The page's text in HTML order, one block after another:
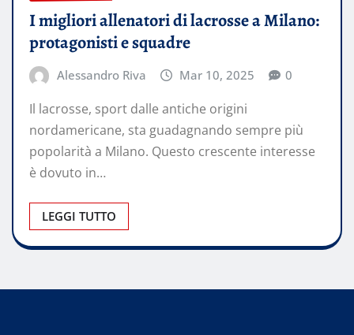
I migliori allenatori di lacrosse a Milano:
protagonisti e squadre
Alessandro Riva Mar 10, 2025 0
​Il lacrosse, sport dalle antiche origini
nordamericane, sta guadagnando sempre più
popolarità a Milano. Questo crescente interesse
è dovuto in…
LEGGI TUTTO